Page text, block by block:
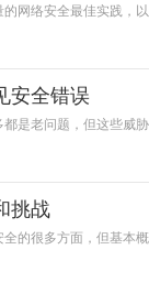
网络安全最佳实践，
安全错误
是老问题，但这些威
挑战
的很多方面，但基本